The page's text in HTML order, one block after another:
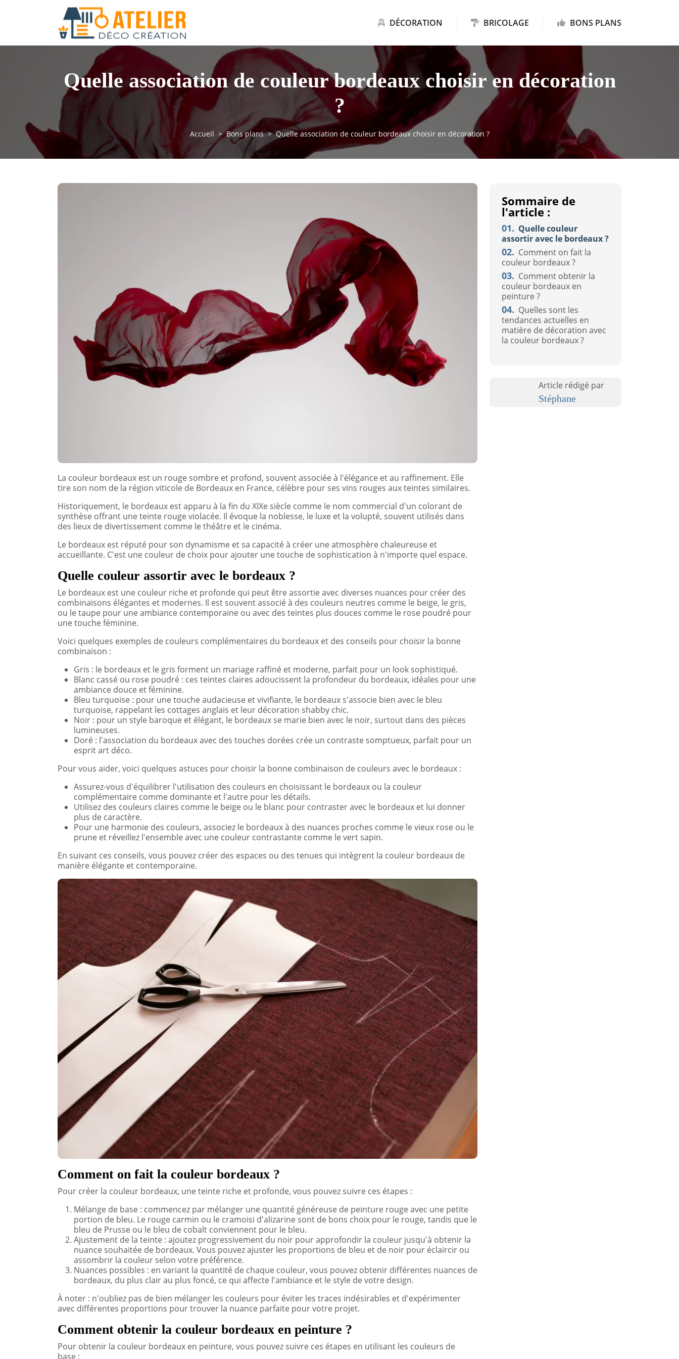
DÉCORATION BRICOLAGE BONS PLANS
Quelle association de couleur bordeaux choisir en décoration
?
Accueil Bons plans Quelle association de couleur bordeaux choisir en décoration ?
La couleur bordeaux est un rouge sombre et profond, souvent associée à l'élégance et au raffinement. Elle
tire son nom de la région viticole de Bordeaux en France, célèbre pour ses vins rouges aux teintes similaires.
Historiquement, le bordeaux est apparu à la fin du XIXe siècle comme le nom commercial d'un colorant de
synthèse offrant une teinte rouge violacée. Il évoque la noblesse, le luxe et la volupté, souvent utilisés dans
des lieux de divertissement comme le théâtre et le cinéma.
Le bordeaux est réputé pour son dynamisme et sa capacité à créer une atmosphère chaleureuse et
accueillante. C'est une couleur de choix pour ajouter une touche de sophistication à n'importe quel espace.
Quelle couleur assortir avec le bordeaux ?
Le bordeaux est une couleur riche et profonde qui peut être assortie avec diverses nuances pour créer des
combinaisons élégantes et modernes. Il est souvent associé à des couleurs neutres comme le beige, le gris,
ou le taupe pour une ambiance contemporaine ou avec des teintes plus douces comme le rose poudré pour
une touche féminine.
Voici quelques exemples de couleurs complémentaires du bordeaux et des conseils pour choisir la bonne
combinaison :
Gris : le bordeaux et le gris forment un mariage raffiné et moderne, parfait pour un look sophistiqué.
Blanc cassé ou rose poudré : ces teintes claires adoucissent la profondeur du bordeaux, idéales pour une
ambiance douce et féminine.
Bleu turquoise : pour une touche audacieuse et vivifiante, le bordeaux s'associe bien avec le bleu
turquoise, rappelant les cottages anglais et leur décoration shabby chic.
Noir : pour un style baroque et élégant, le bordeaux se marie bien avec le noir, surtout dans des pièces
lumineuses.
Doré : l'association du bordeaux avec des touches dorées crée un contraste somptueux, parfait pour un
esprit art déco.
Pour vous aider, voici quelques astuces pour choisir la bonne combinaison de couleurs avec le bordeaux :
Assurez-vous d'équilibrer l'utilisation des couleurs en choisissant le bordeaux ou la couleur
complémentaire comme dominante et l'autre pour les détails.
Utilisez des couleurs claires comme le beige ou le blanc pour contraster avec le bordeaux et lui donner
plus de caractère.
Pour une harmonie des couleurs, associez le bordeaux à des nuances proches comme le vieux rose ou le
prune et réveillez l'ensemble avec une couleur contrastante comme le vert sapin.
En suivant ces conseils, vous pouvez créer des espaces ou des tenues qui intègrent la couleur bordeaux de
manière élégante et contemporaine.
Comment on fait la couleur bordeaux ?
Pour créer la couleur bordeaux, une teinte riche et profonde, vous pouvez suivre ces étapes :
Mélange de base : commencez par mélanger une quantité généreuse de peinture rouge avec une petite
portion de bleu. Le rouge carmin ou le cramoisi d'alizarine sont de bons choix pour le rouge, tandis que le
bleu de Prusse ou le bleu de cobalt conviennent pour le bleu.
Ajustement de la teinte : ajoutez progressivement du noir pour approfondir la couleur jusqu'à obtenir la
nuance souhaitée de bordeaux. Vous pouvez ajuster les proportions de bleu et de noir pour éclaircir ou
assombrir la couleur selon votre préférence.
Nuances possibles : en variant la quantité de chaque couleur, vous pouvez obtenir différentes nuances de
bordeaux, du plus clair au plus foncé, ce qui affecte l'ambiance et le style de votre design.
À noter : n'oubliez pas de bien mélanger les couleurs pour éviter les traces indésirables et d'expérimenter
avec différentes proportions pour trouver la nuance parfaite pour votre projet.
Comment obtenir la couleur bordeaux en peinture ?
Pour obtenir la couleur bordeaux en peinture, vous pouvez suivre ces étapes en utilisant les couleurs de
base :
Sommaire de
l'article :
01. Quelle couleur
assortir avec le bordeaux ?
02. Comment on fait la
couleur bordeaux ?
03. Comment obtenir la
couleur bordeaux en
peinture ?
04. Quelles sont les
tendances actuelles en
matière de décoration avec
la couleur bordeaux ?
Article rédigé par
Stéphane